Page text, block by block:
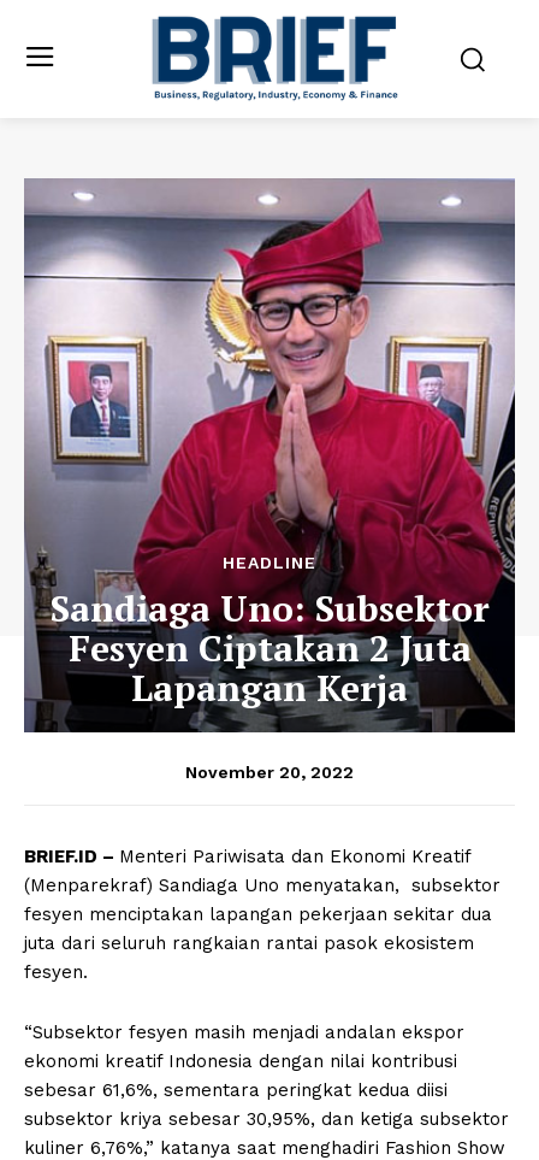
HEADLINE
Sandiaga Uno: Subsektor
Fesyen Ciptakan 2 Juta
Lapangan Kerja
November 20, 2022
BRIEF.ID – Menteri Pariwisata dan Ekonomi Kreatif
(Menparekraf) Sandiaga Uno menyatakan, subsektor
fesyen menciptakan lapangan pekerjaan sekitar dua
juta dari seluruh rangkaian rantai pasok ekosistem
fesyen.
“Subsektor fesyen masih menjadi andalan ekspor
ekonomi kreatif Indonesia dengan nilai kontribusi
sebesar 61,6%, sementara peringkat kedua diisi
subsektor kriya sebesar 30,95%, dan ketiga subsektor
kuliner 6,76%,” katanya saat menghadiri Fashion Show